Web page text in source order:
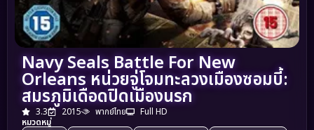
Navy Seals Battle For New
Orleans หน่วยจู่โจมทะลวงเมืองซอมบี้:
สมรภูมิเดือดปิดเมืองนรก
3.3 2015 พากย์ไทย
Full HD
หมวดหมู่